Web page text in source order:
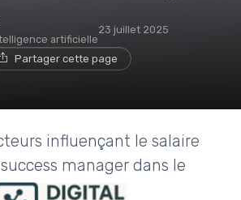
artificielle
23 juillet 2025
Partager cette page
influençant le salaire
manager dans le
digital.